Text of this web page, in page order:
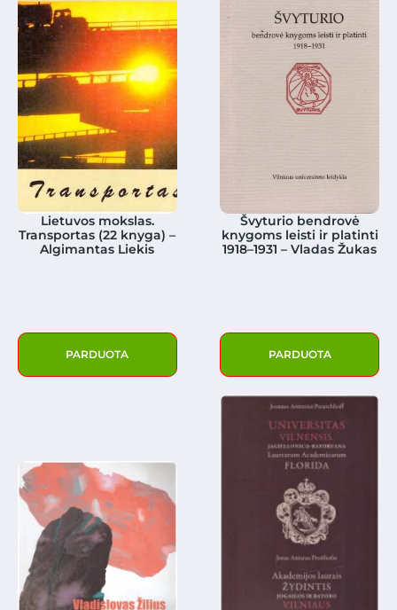
Lietuvos mokslas.
Transportas (22 knyga) –
Algimantas Liekis
PARDUOTA
Švyturio bendrovė
knygoms leisti ir platinti
1918–1931 – Vladas Žukas
PARDUOTA